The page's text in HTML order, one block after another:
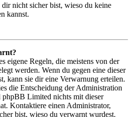
nicht sicher bist, wieso du keine
kannst.
eigene Regeln, die meistens von der
werden. Wenn du gegen eine dieser
kann sie dir eine Verwarnung erteilen.
die Entscheidung der Administration
phpBB Limited nichts mit dieser
Kontaktiere einen Administrator,
bist, wieso du verwarnt wurdest.